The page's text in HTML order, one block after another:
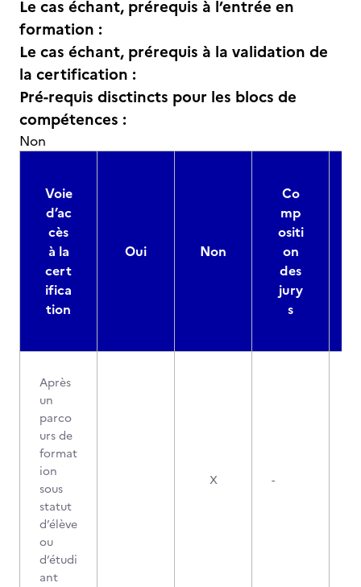
Le cas échant, prérequis à l’entrée en
formation :
Le cas échant, prérequis à la validation de
la certification :
Pré-requis disctincts pour les blocs de
compétences :
Non
Voie
d’ac
cès
à la
cert
ifica
tion
Oui Non
Co
mp
ositi
on
des
jury
s
Après
un
parco
urs de
format
ion
sous
statut
d’élève
ou
d’étudi
ant
X -